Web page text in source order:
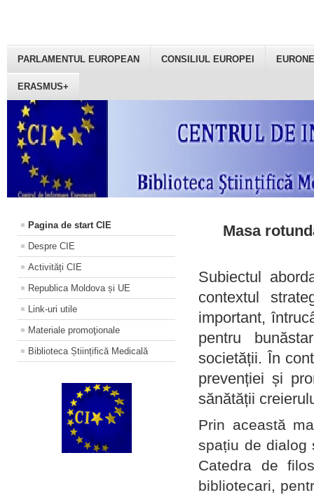
PARLAMENTUL EUROPEAN CONSILIUL EUROPEI
ERASMUS+
Pagina de start CIE
Despre CIE
Activități CIE
Republica Moldova și UE
Link-uri utile
Materiale promoţionale
Biblioteca Științifică Medicală
Masa
Subiectul
contextul
important,
pentru
societății. În
prevenției și
sănătății
Prin această
spațiu de dialog
Catedra de
bibliotecari,